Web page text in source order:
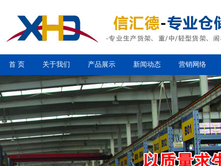
首 页 关于我们 产品展示 新闻动态 营销网络